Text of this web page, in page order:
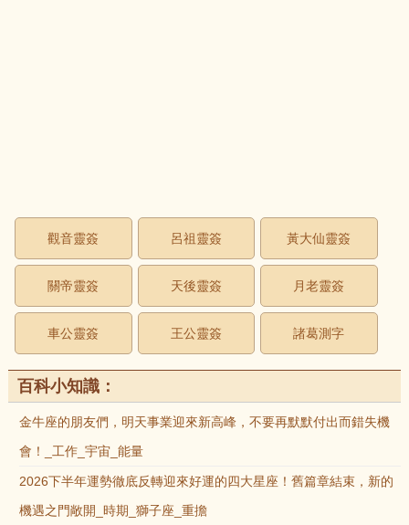
觀音靈簽 呂祖靈簽 黃大仙靈簽
關帝靈簽 天後靈簽 月老靈簽
車公靈簽 王公靈簽 諸葛測字
百科小知識：
金牛座的朋友們，明天事業迎來新高峰，不要再默默付出而錯失機
會！_工作_宇宙_能量
2026下半年運勢徹底反轉迎來好運的四大星座！舊篇章結束，新的
機遇之門敞開_時期_獅子座_重擔